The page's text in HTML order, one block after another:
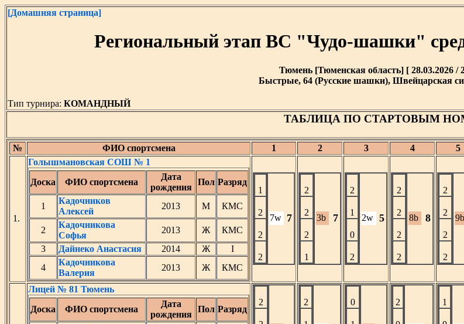
[Домашняя страница]
Региональный этап ВС "Чудо-шашки"
Тюмень [Тюменская область] [ 28.03.2026 /
Быстрые, 64 (Русские шашки), Швейцарская
Тип турнира: КОМАНДНЫЙ
ТАБЛИЦА ПО СТАРТОВЫМ
№ ФИО спортсмена 1 2 3 4 5
1.
Голышмановская СОШ № 1
Доска
ФИО спортсмена
Дата
рождения
Пол Разряд
1
Кадочников
Алексей
2013 М КМС
2
Кадочникова
Софья
2013 Ж
КМС
3
Дайнеко Анастасия 2014 Ж
I
4
Кадочникова
Валерия
2013 Ж КМС
1
2
2
2
7w 7
2
2
2
1
3b 7
2
1
0
2
2w 5
2
2
2
2
8b 8
2
2
2
2
9b
Лицей № 81 Тюмень
Доска
ФИО спортсмена
Дата
рождения
Пол Разряд
2 2 0 2 1